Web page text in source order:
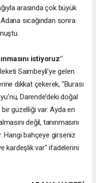
arasında çok büyük
sıcağından sonra
istiyoruz"
Saimbeyli’ye gelen
dikkat çekerek, "Burası
Darende’deki doğal
güzelliği var. Ayda en
değil, tanınmasını
Hangi bahçeye girseniz
kardeşlik var" ifadelerini